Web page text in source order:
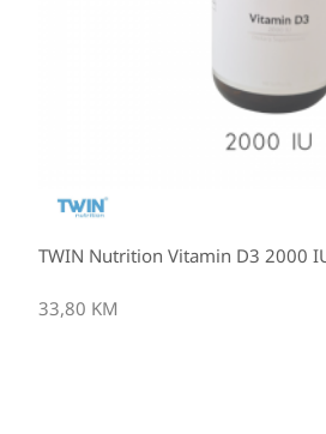
TWIN Nutrition Vitamin D3 2000
33,80 KM